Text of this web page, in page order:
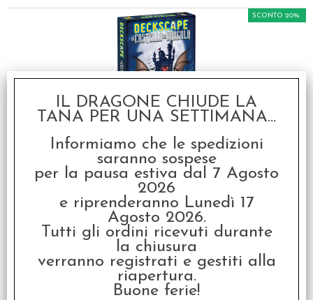
Deckscape - Il Castello
di Dracula
€ 14,99
SCONTO 20%
€11,99
IL DRAGONE CHIUDE LA
TANA PER UNA SETTIMANA...
Informiamo che le spedizioni
saranno sospese
per la pausa estiva dal 7 Agosto
2026
e riprenderanno Lunedì 17
Agosto 2026.
Tutti gli ordini ricevuti durante
la chiusura
verranno registrati e gestiti alla
riapertura.
Buone ferie!